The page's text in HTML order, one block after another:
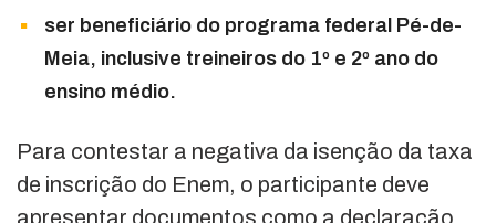
ser beneficiário do programa federal Pé-de-
Meia, inclusive treineiros do 1º e 2º ano do
ensino médio.
Para contestar a negativa da isenção da taxa
de inscrição do Enem, o participante deve
apresentar documentos como a declaração